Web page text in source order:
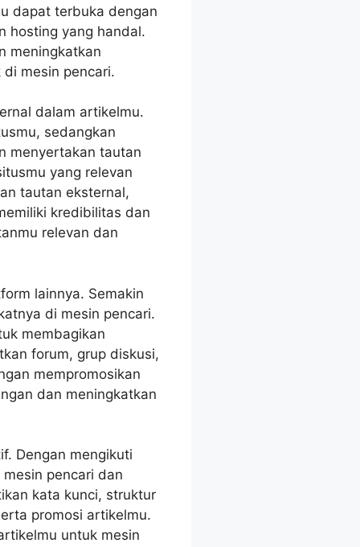
dapat terbuka dengan
hosting yang handal.
meningkatkan
mesin pencari.
dalam artikelmu.
sedangkan
menyertakan tautan
yang relevan
tautan eksternal,
kredibilitas dan
relevan dan
lainnya. Semakin
di mesin pencari.
membagikan
forum, grup diskusi,
mempromosikan
dan meningkatkan
Dengan mengikuti
pencari dan
kata kunci, struktur
promosi artikelmu.
untuk mesin